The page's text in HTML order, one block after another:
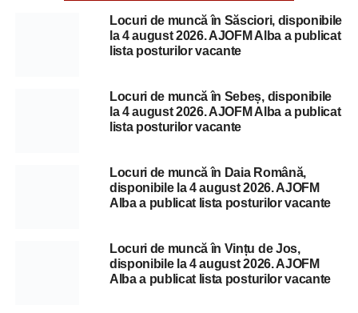
Locuri de muncă în Săsciori, disponibile
la 4 august 2026. AJOFM Alba a publicat
lista posturilor vacante
Locuri de muncă în Sebeș, disponibile
la 4 august 2026. AJOFM Alba a publicat
lista posturilor vacante
Locuri de muncă în Daia Română,
disponibile la 4 august 2026. AJOFM
Alba a publicat lista posturilor vacante
Locuri de muncă în Vințu de Jos,
disponibile la 4 august 2026. AJOFM
Alba a publicat lista posturilor vacante